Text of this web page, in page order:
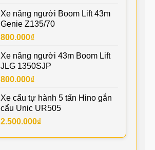
Xe nâng người Boom Lift 43m
Genie Z135/70
800.000₫
Xe nâng người 43m Boom Lift
JLG 1350SJP
800.000₫
Xe cẩu tự hành 5 tấn Hino gắn
cẩu Unic UR505
2.500.000₫